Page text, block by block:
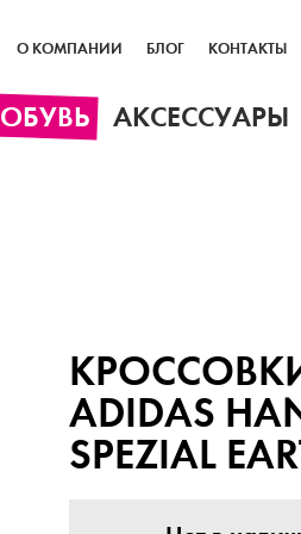
О КОМПАНИИ БЛОГ КОНТАКТЫ
ОБУВЬ АКСЕССУАРЫ
ADIDAS
SPEZIAL